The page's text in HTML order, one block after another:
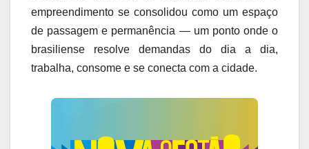
empreendimento se consolidou como um espaço
de passagem e permanência — um ponto onde o
brasiliense resolve demandas do dia a dia,
trabalha, consome e se conecta com a cidade.